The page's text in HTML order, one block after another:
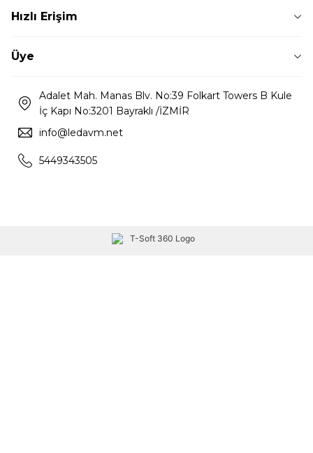
Hızlı Erişim
Üye
Adalet Mah. Manas Blv. No:39 Folkart Towers B Kule
İç Kapı No:3201 Bayraklı /İZMİR
info@ledavm.net
5449343505